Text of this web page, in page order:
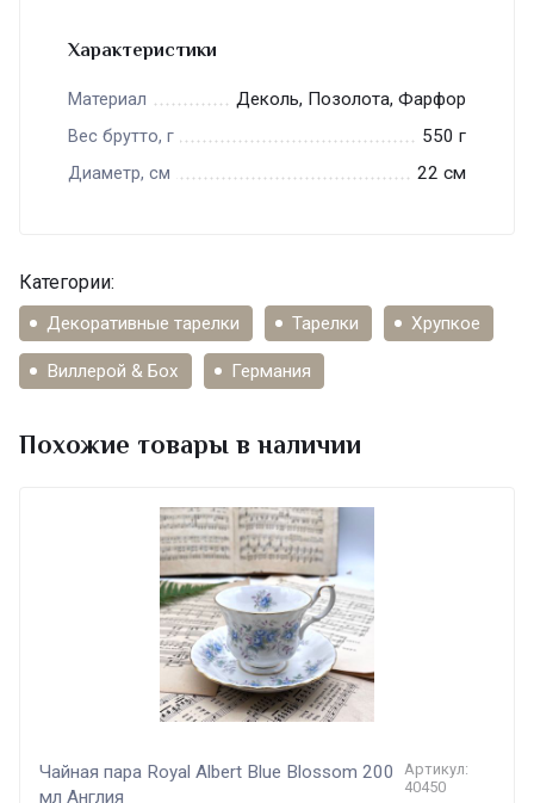
Характеристики
Материал Деколь, Позолота, Фарфор
Вес брутто, г 550 г
Диаметр, см 22 см
Категории:
Декоративные тарелки Тарелки Хрупкое
Виллерой & Бох Германия
Похожие товары в наличии
Чайная пара Royal Albert Blue Blossom 200
мл Англия
Артикул:
40450